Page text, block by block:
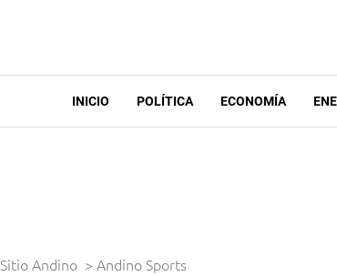
INICIO POLÍTICA ECONOMÍA
Sitio Andino > Andino Sports